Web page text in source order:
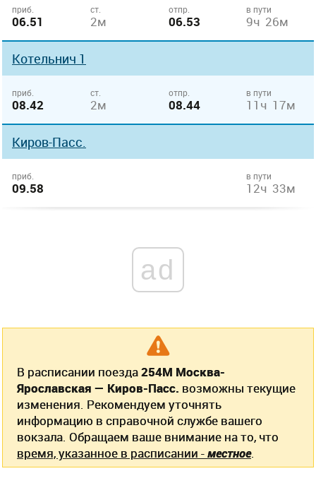
приб.
06.51
ст.
2м
отпр.
06.53
в пути
9ч 26м
Котельнич 1
приб.
08.42
ст.
2м
отпр.
08.44
в пути
11ч 17м
Киров-Пасс.
приб.
09.58
в пути
12ч 33м
ad
В расписании поезда254М Москва-
Ярославская — Киров-Пасс. возможны текущие
изменения. Рекомендуем уточнять
информацию в справочной службе вашего
вокзала. Обращаем ваше внимание на то, что
время, указанное в расписании -местное.